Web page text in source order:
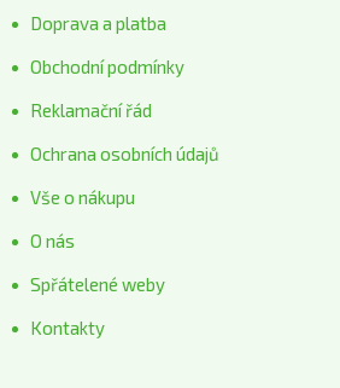
Doprava a platba
Obchodní podmínky
Reklamační řád
Ochrana osobních údajů
Vše o nákupu
O nás
Spřátelené weby
Kontakty